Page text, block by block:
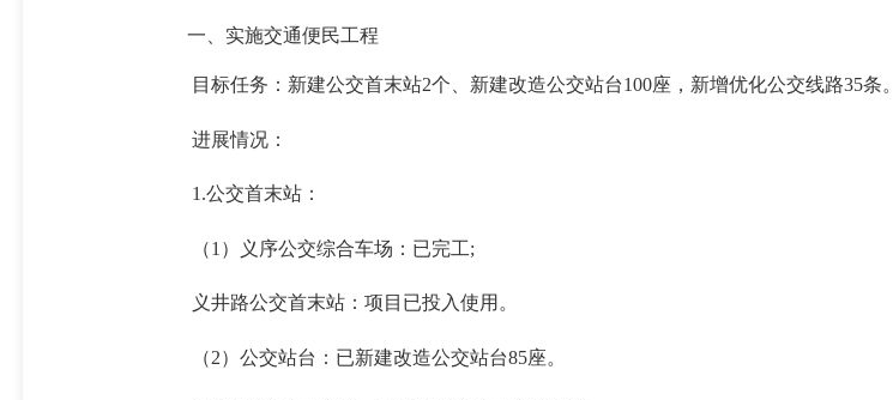
一、实施交通便民工程
目标任务：新建公交首末站2个、新建改造公交站台100座，新增优化公交线路35条。
进展情况：
1.公交首末站：
（1）义序公交综合车场：已完工;
义井路公交首末站：项目已投入使用。
（2）公交站台：已新建改造公交站台85座。